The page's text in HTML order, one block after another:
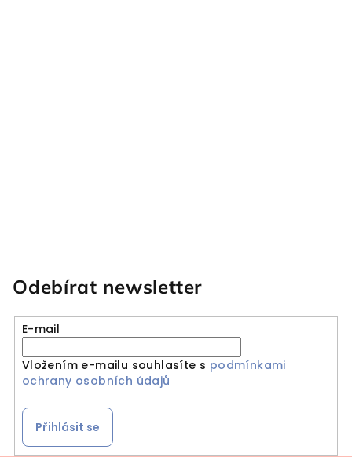
Odebírat newsletter
E-mail
Vložením e-mailu souhlasíte s podmínkami
ochrany osobních údajů
Přihlásit se